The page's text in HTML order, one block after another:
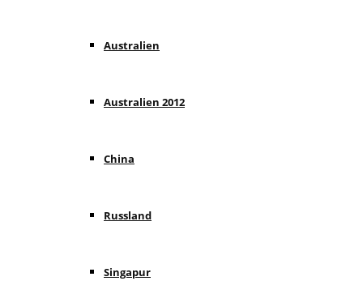
Australien
Australien 2012
China
Russland
Singapur